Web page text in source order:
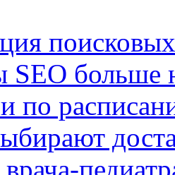
SEO больше
по